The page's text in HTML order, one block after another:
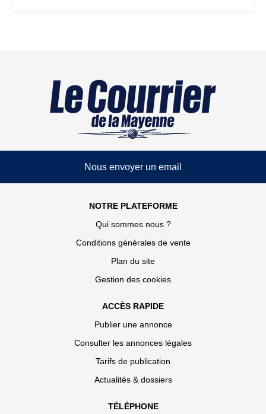
Nous envoyer un email
NOTRE PLATEFORME
Qui sommes nous ?
Conditions générales de vente
Plan du site
Gestion des cookies
ACCÈS RAPIDE
Publier une annonce
Consulter les annonces légales
Tarifs de publication
Actualités & dossiers
TÉLÉPHONE